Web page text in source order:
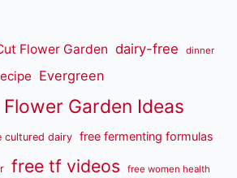
Flower Garden dairy-free dinner
Evergreen
Flower Garden Ideas
cultured dairy free fermenting formulas
free tf videos free women health